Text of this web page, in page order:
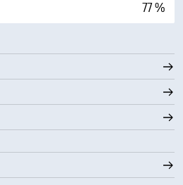
77 %
0 (Mörkt)
100 %
6 eng. mil
9700 fot